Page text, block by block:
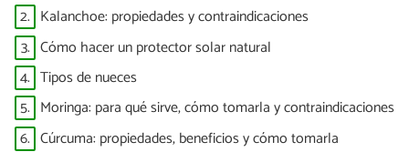
2. Kalanchoe: propiedades y contraindicaciones
3. Cómo hacer un protector solar natural
4. Tipos de nueces
5. Moringa: para qué sirve, cómo tomarla y contraindicaciones
6. Cúrcuma: propiedades, beneficios y cómo tomarla